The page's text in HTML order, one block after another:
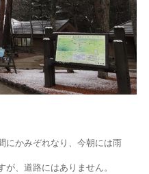
にかみぞれなり、今朝には雨
、道路にはありません。